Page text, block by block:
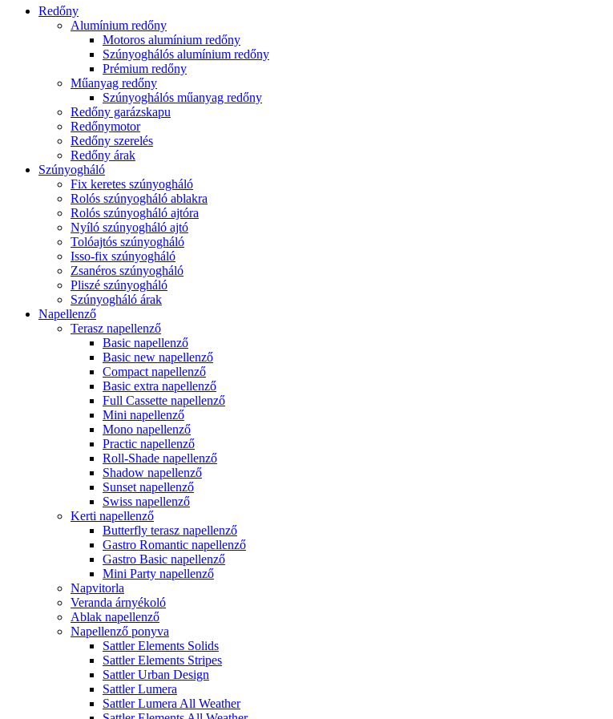
Redőny
Alumínium redőny
Motoros alumínium redőny
Szúnyoghálós alumínium redőny
Prémium redőny
Műanyag redőny
Szúnyoghálós műanyag redőny
Redőny garázskapu
Redőnymotor
Redőny szerelés
Redőny árak
Szúnyogháló
Fix keretes szúnyogháló
Rolós szúnyogháló ablakra
Rolós szúnyogháló ajtóra
Nyíló szúnyogháló ajtó
Tolóajtós szúnyogháló
Isso-fix szúnyogháló
Zsanéros szúnyogháló
Pliszé szúnyogháló
Szúnyogháló árak
Napellenző
Terasz napellenző
Basic napellenző
Basic new napellenző
Compact napellenző
Basic extra napellenző
Full Cassette napellenző
Mini napellenző
Mono napellenző
Practic napellenző
Roll-Shade napellenző
Shadow napellenző
Sunset napellenző
Swiss napellenző
Kerti napellenző
Butterfly terasz napellenző
Gastro Romantic napellenző
Gastro Basic napellenző
Mini Party napellenző
Napvitorla
Veranda árnyékoló
Ablak napellenző
Napellenző ponyva
Sattler Elements Solids
Sattler Elements Stripes
Sattler Urban Design
Sattler Lumera
Sattler Lumera All Weather